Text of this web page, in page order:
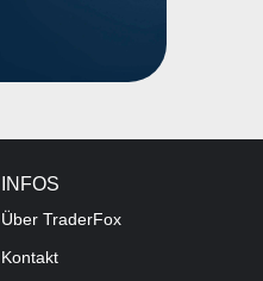
INFOS
Über TraderFox
Kontakt